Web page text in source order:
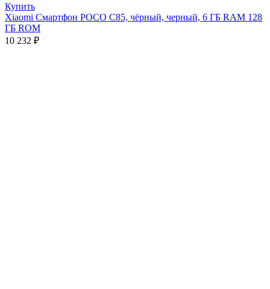
Купить
Xiaomi Смартфон POCO C85, чёрный, черный, 6 ГБ RAM 128
ГБ ROM
10 232 ₽